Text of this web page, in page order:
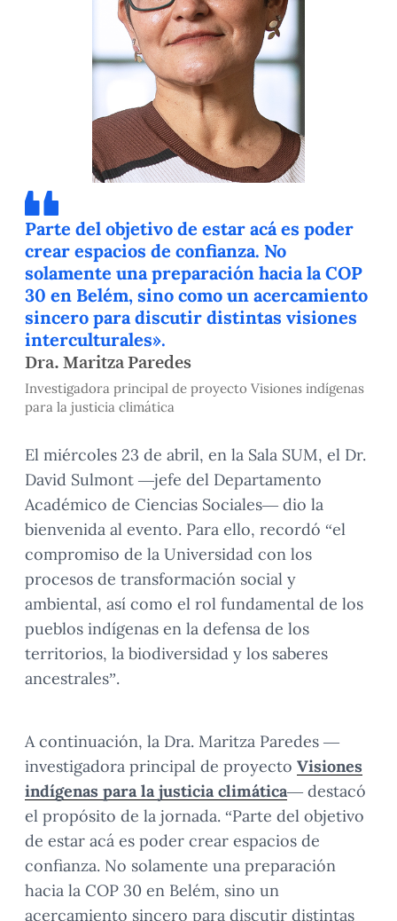
Parte del objetivo de estar acá es poder
crear espacios de confianza. No
solamente una preparación hacia la COP
30 en Belém, sino como un acercamiento
sincero para discutir distintas visiones
interculturales».
Dra. Maritza Paredes
Investigadora principal de proyecto Visiones indígenas
para la justicia climática
El miércoles 23 de abril, en la Sala SUM, el Dr.
David Sulmont —jefe del Departamento
Académico de Ciencias Sociales— dio la
bienvenida al evento. Para ello, recordó “el
compromiso de la Universidad con los
procesos de transformación social y
ambiental, así como el rol fundamental de los
pueblos indígenas en la defensa de los
territorios, la biodiversidad y los saberes
ancestrales”.
A continuación, la Dra. Maritza Paredes —
investigadora principal de proyecto Visiones
indígenas para la justicia climática— destacó
el propósito de la jornada. “Parte del objetivo
de estar acá es poder crear espacios de
confianza. No solamente una preparación
hacia la COP 30 en Belém, sino un
acercamiento sincero para discutir distintas